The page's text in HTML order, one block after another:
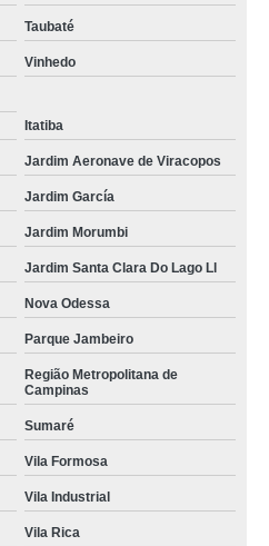
Taubaté
Vinhedo
Itatiba
Jardim Aeronave de Viracopos
Jardim García
Jardim Morumbi
Jardim Santa Clara Do Lago Ll
Nova Odessa
Parque Jambeiro
Região Metropolitana de
Campinas
Sumaré
Vila Formosa
Vila Industrial
Vila Rica